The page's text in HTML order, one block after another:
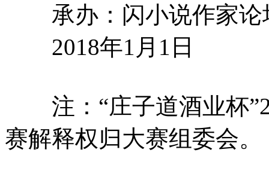
承办：闪小说作家论
2018年1月1日
注：“庄子道酒业杯
赛解释权归大赛组委会。